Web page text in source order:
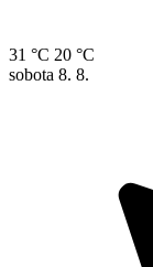
31 °C 20 °C
sobota 8. 8.